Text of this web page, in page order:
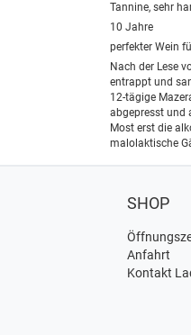
Tannine, sehr
10 Jahre
perfekter Wein
Nach der Lese
entrappt und
12-tägige
abgepresst und
Most erst die
malolaktische
SHOP
Anfahrt
Kontakt